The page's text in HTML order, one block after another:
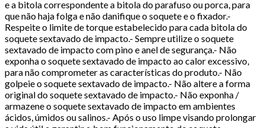
e a bitola correspondente a bitola do parafuso ou porca, para
que não haja folga e não danifique o soquete e o fixador.-
Respeite o limite de torque estabelecido para cada bitola do
soquete sextavado de impacto.- Sempre utilize o soquete
sextavado de impacto com pino e anel de segurança.- Não
exponha o soquete sextavado de impacto ao calor excessivo,
para não comprometer as características do produto.- Não
golpeie o soquete sextavado de impacto.- Não altere a forma
original do soquete sextavado de impacto.- Não exponha /
armazene o soquete sextavado de impacto em ambientes
ácidos, úmidos ou salinos.- Após o uso limpe visando prolongar